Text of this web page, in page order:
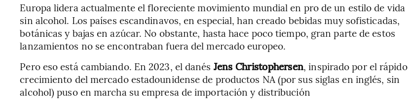
Europa lidera actualmente el floreciente movimiento mundial en pro de un estilo de vida
sin alcohol. Los países escandinavos, en especial, han creado bebidas muy sofisticadas,
botánicas y bajas en azúcar. No obstante, hasta hace poco tiempo, gran parte de estos
lanzamientos no se encontraban fuera del mercado europeo.
Pero eso está cambiando. En 2023, el danés Jens Christophersen, inspirado por el rápido
crecimiento del mercado estadounidense de productos NA (por sus siglas en inglés, sin
alcohol) puso en marcha su empresa de importación y distribución